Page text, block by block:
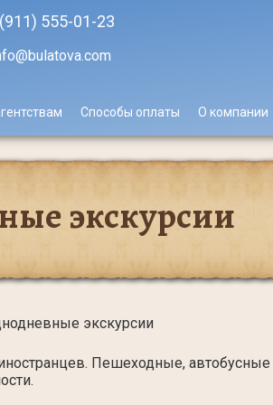
555-01-23
Способы оплаты О компании
экскурсии
экскурсии
Пешеходные,